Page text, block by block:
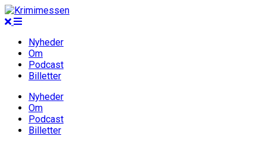
Nyheder
Om
Podcast
Billetter
Nyheder
Om
Podcast
Billetter